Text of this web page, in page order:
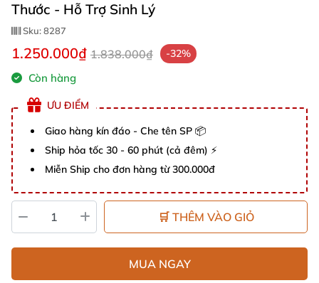
Thước - Hỗ Trợ Sinh Lý
Sku:8287
1.250.000₫ 1.838.000₫ -32%
Còn hàng
ƯU ĐIỂM
Giao hàng kín đáo - Che tên SP 📦
Ship hỏa tốc 30 - 60 phút (cả đêm) ⚡
Miễn Ship cho đơn hàng từ 300.000đ
🛒 THÊM VÀO GIỎ
MUA NGAY